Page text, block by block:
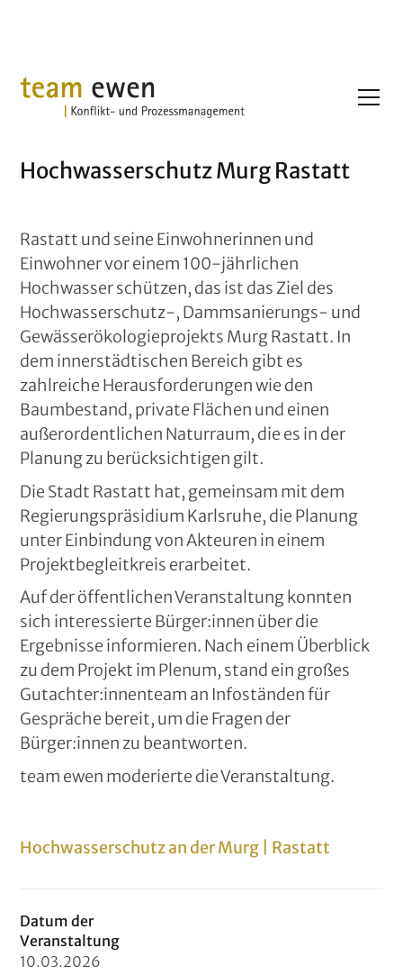
Projekte Hochwasserschutz Murg Rastatt
Hochwasserschutz Murg Rastatt
Rastatt und seine Einwohnerinnen und
Einwohner vor einem 100-jährlichen
Hochwasser schützen, das ist das Ziel des
Hochwasserschutz-, Dammsanierungs- und
Gewässerökologieprojekts Murg Rastatt. In
dem innerstädtischen Bereich gibt es
zahlreiche Herausforderungen wie den
Baumbestand, private Flächen und einen
außerordentlichen Naturraum, die es in der
Planung zu berücksichtigen gilt.
Die Stadt Rastatt hat, gemeinsam mit dem
Regierungspräsidium Karlsruhe, die Planung
unter Einbindung von Akteuren in einem
Projektbegleitkreis erarbeitet.
Auf der öffentlichen Veranstaltung konnten
sich interessierte Bürger:innen über die
Ergebnisse informieren. Nach einem Überblick
zu dem Projekt im Plenum, stand ein großes
Gutachter:innenteam an Infoständen für
Gespräche bereit, um die Fragen der
Bürger:innen zu beantworten.
team ewen moderierte die Veranstaltung.
Hochwasserschutz an der Murg | Rastatt
Datum der
Veranstaltung
10.03.2026